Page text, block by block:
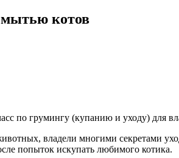
мытью котов
по грумингу (купанию и уходу) для
владели многими секретами
попыток искупать любимого котика.